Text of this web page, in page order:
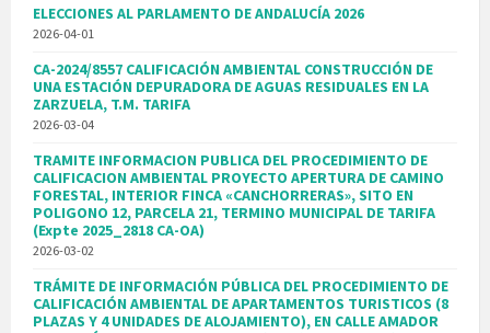
ELECCIONES AL PARLAMENTO DE ANDALUCÍA 2026
2026-04-01
CA-2024/8557 CALIFICACIÓN AMBIENTAL CONSTRUCCIÓN DE
UNA ESTACIÓN DEPURADORA DE AGUAS RESIDUALES EN LA
ZARZUELA, T.M. TARIFA
2026-03-04
TRAMITE INFORMACION PUBLICA DEL PROCEDIMIENTO DE
CALIFICACION AMBIENTAL PROYECTO APERTURA DE CAMINO
FORESTAL, INTERIOR FINCA «CANCHORRERAS», SITO EN
POLIGONO 12, PARCELA 21, TERMINO MUNICIPAL DE TARIFA
(Expte 2025_2818 CA-OA)
2026-03-02
TRÁMITE DE INFORMACIÓN PÚBLICA DEL PROCEDIMIENTO DE
CALIFICACIÓN AMBIENTAL DE APARTAMENTOS TURISTICOS (8
PLAZAS Y 4 UNIDADES DE ALOJAMIENTO), EN CALLE AMADOR